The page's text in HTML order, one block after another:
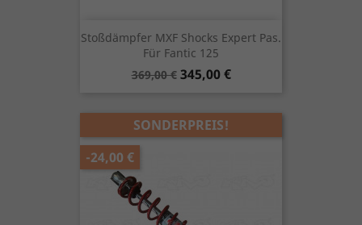
Stoßdämpfer MXF Shocks Expert Pas.
Für Fantic 125
Verkaufspreis
369,00 € Preis
345,00 €
SONDERPREIS!
-24,00 €